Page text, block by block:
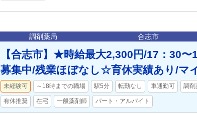
調剤薬局 合志市
【合志市】★時給最大2,300円/17：30
募集中/残業ほぼなし☆育休実績あり/マ
未経験可 ～18時までの職場 駅5分 転勤なし 車通勤可 調剤
有休推奨 在宅 一般薬剤師 パート・アルバイト